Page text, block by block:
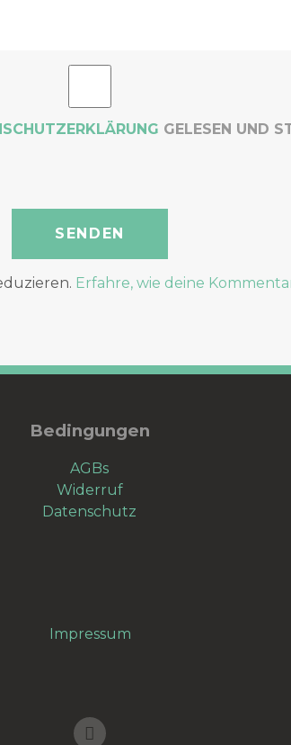
GELESEN UND
Erfahre, wie deine
Bedingungen
AGBs
Widerruf
Datenschutz
Impressum